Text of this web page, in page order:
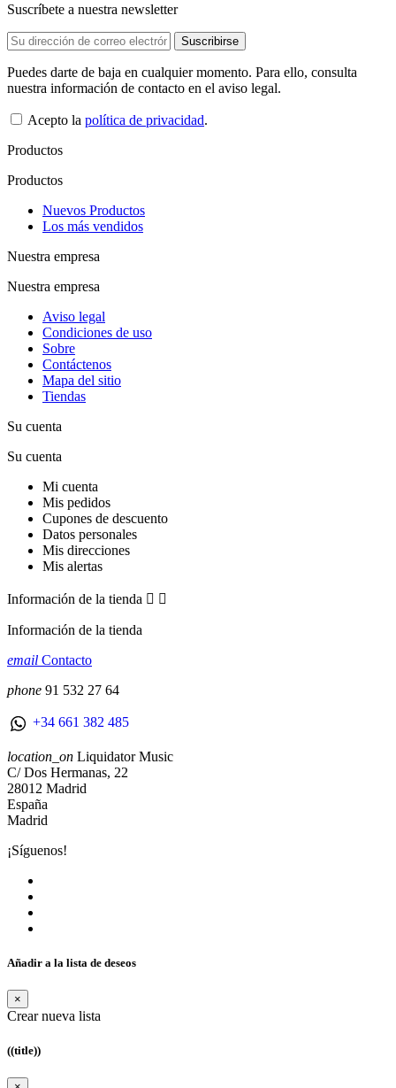
Suscríbete a nuestra newsletter
Puedes darte de baja en cualquier momento. Para ello, consulta
nuestra información de contacto en el aviso legal.
Acepto la política de privacidad.
Productos
Productos
Nuevos Productos
Los más vendidos
Nuestra empresa
Nuestra empresa
Aviso legal
Condiciones de uso
Sobre
Contáctenos
Mapa del sitio
Tiendas
Su cuenta
Su cuenta
Mi cuenta
Mis pedidos
Cupones de descuento
Datos personales
Mis direcciones
Mis alertas
Información de la tienda  
Información de la tienda
email Contacto
phone 91 532 27 64
+34 661 382 485
location_on Liquidator Music
C/ Dos Hermanas, 22
28012 Madrid
España
Madrid
¡Síguenos!
Añadir a la lista de deseos
×
Crear nueva lista
((title))